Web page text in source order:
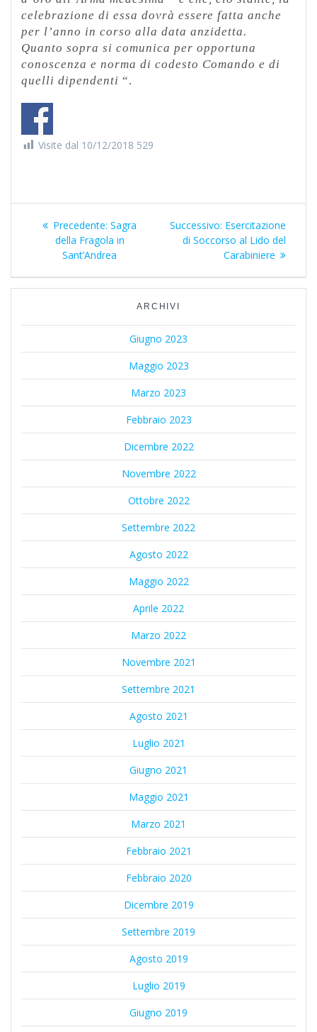
celebrazione di essa dovrà essere fatta anche
per l’anno in corso alla data anzidetta.
Quanto sopra si comunica per opportuna
conoscenza e norma di codesto Comando e di
quelli dipendenti “.
Visite dal 10/12/2018 529
Navigazione
Precedente: Articolo
precedente:
Sagra
della Fragola in
Sant’Andrea
Successivo: Articolo
successivo:
Esercitazione
di Soccorso al Lido del
Carabiniere
ARCHIVI
Giugno 2023
Maggio 2023
Marzo 2023
Febbraio 2023
Dicembre 2022
Novembre 2022
Ottobre 2022
Settembre 2022
Agosto 2022
Maggio 2022
Aprile 2022
Marzo 2022
Novembre 2021
Settembre 2021
Agosto 2021
Luglio 2021
Giugno 2021
Maggio 2021
Marzo 2021
Febbraio 2021
Febbraio 2020
Dicembre 2019
Settembre 2019
Agosto 2019
Luglio 2019
Giugno 2019